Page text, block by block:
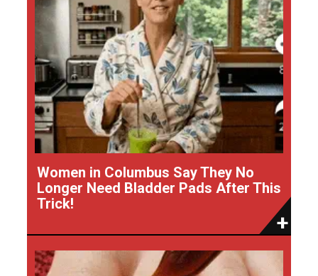
Women in Columbus Say They No
Longer Need Bladder Pads After This
Trick!